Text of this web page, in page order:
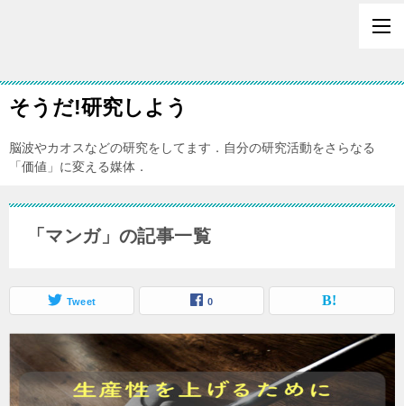
そうだ!研究しよう
脳波やカオスなどの研究をしてます．自分の研究活動をさらなる
「価値」に変える媒体．
「マンガ」の記事一覧
Tweet 0